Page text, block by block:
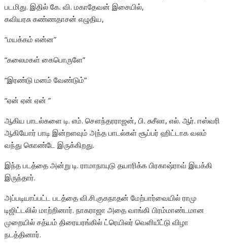
படமிது. இதில் கே. வி. மகாதேவன் இசையில்,
கவியரசு கண்ணதாசன் எழுதிய,
“மயக்கம் என்ன”
“கலைமகள் கைபொருளே”
“இரண்டு மனம் வேண்டும்”
“ஏன் ஏன் ஏன் ”
ஆகிய பாடல்களை டி. எம். சௌந்தரராஜன், பி. சுசீலா, எல். ஆர். ஈஸ்வரி
ஆகியோர் பாடி இன்றளவும் அந்த பாடல்கள் சூப்பர் ஹிட்டாக வலம்
வந்து கொண்டே இருக்கிறது.
இந்த படத்தை அன்று டி. ராமாநாயுடு தயாரிக்க பிரகாஷ்ராவ் இயக்கி
இருந்தார்.
அப்படியாப்பட்ட படத்தை வி.சி.குகநாதன் மேற்பார்வையில் ராமு
டிஜிட்டலில் மாற்றினார். நாகராஜா அதை வாங்கி பிரம்மாண்டமான
முறையில் சத்யம் திரையரங்கில் ட்ரெயிலர் வெளியீட்டு விழா
நடத்தினார்.